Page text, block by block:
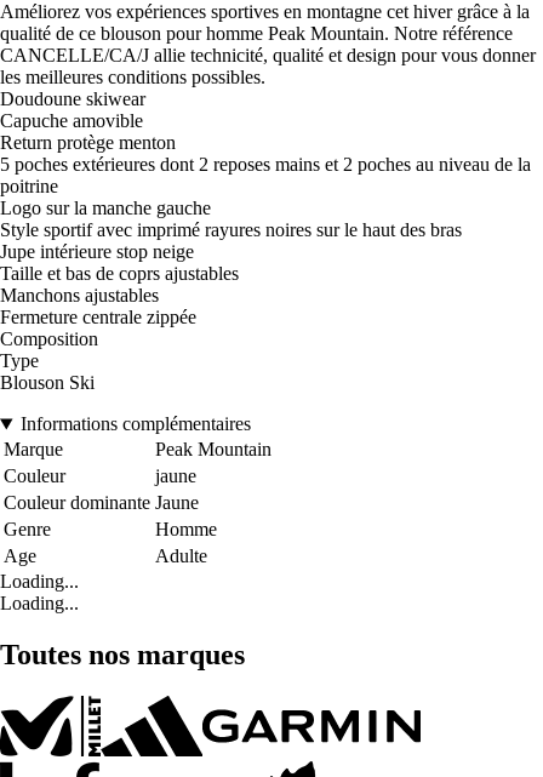
Améliorez vos expériences sportives en montagne cet hiver grâce à la
qualité de ce blouson pour homme Peak Mountain. Notre référence
CANCELLE/CA/J allie technicité, qualité et design pour vous donner
les meilleures conditions possibles.
Doudoune skiwear
Capuche amovible
Return protège menton
5 poches extérieures dont 2 reposes mains et 2 poches au niveau de la
poitrine
Logo sur la manche gauche
Style sportif avec imprimé rayures noires sur le haut des bras
Jupe intérieure stop neige
Taille et bas de coprs ajustables
Manchons ajustables
Fermeture centrale zippée
Composition
Type
Blouson Ski
Informations complémentaires
Marque
Peak Mountain
Couleur
jaune
Couleur dominante Jaune
Genre
Homme
Age
Adulte
Loading...
Loading...
Toutes nos marques